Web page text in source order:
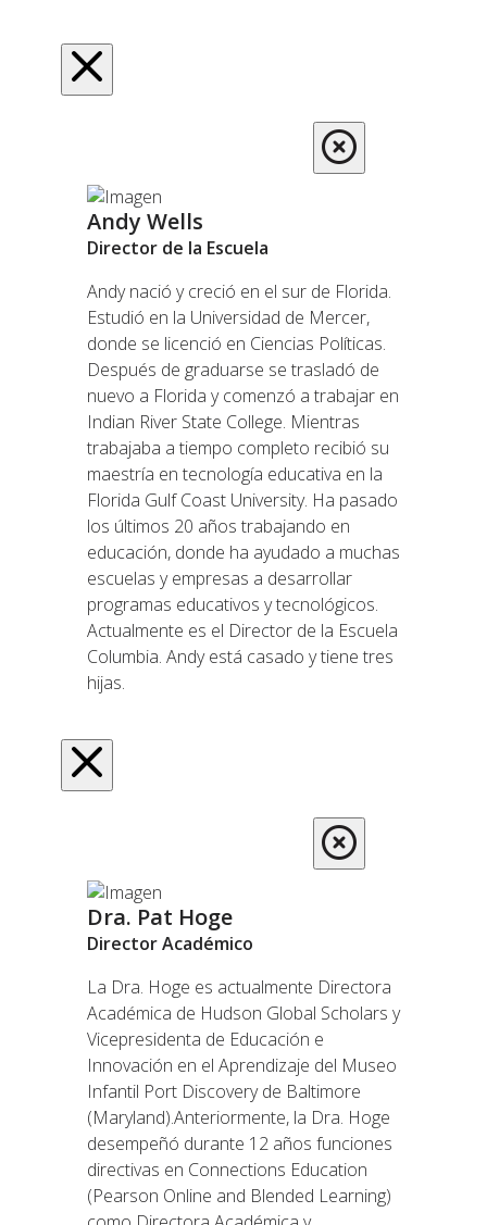
Andy Wells
Director de la Escuela
Andy nació y creció en el sur de Florida.
Estudió en la Universidad de Mercer,
donde se licenció en Ciencias Políticas.
Después de graduarse se trasladó de
nuevo a Florida y comenzó a trabajar en
Indian River State College. Mientras
trabajaba a tiempo completo recibió su
maestría en tecnología educativa en la
Florida Gulf Coast University. Ha pasado
los últimos 20 años trabajando en
educación, donde ha ayudado a muchas
escuelas y empresas a desarrollar
programas educativos y tecnológicos.
Actualmente es el Director de la Escuela
Columbia. Andy está casado y tiene tres
hijas.
Dra. Pat Hoge
Director Académico
La Dra. Hoge es actualmente Directora
Académica de Hudson Global Scholars y
Vicepresidenta de Educación e
Innovación en el Aprendizaje del Museo
Infantil Port Discovery de Baltimore
(Maryland).Anteriormente, la Dra. Hoge
desempeñó durante 12 años funciones
directivas en Connections Education
(Pearson Online and Blended Learning)